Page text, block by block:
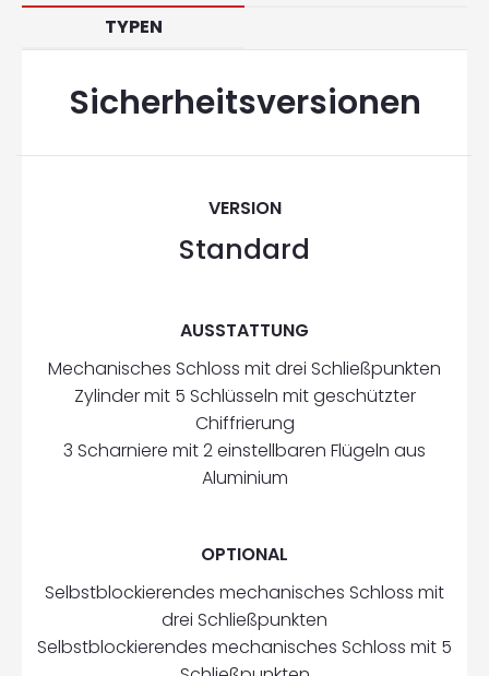
TYPEN
Sicherheitsversionen
VERSION
Standard
AUSSTATTUNG
Mechanisches Schloss mit drei Schließpunkten
Zylinder mit 5 Schlüsseln mit geschützter
Chiffrierung
3 Scharniere mit 2 einstellbaren Flügeln aus
Aluminium
OPTIONAL
Selbstblockierendes mechanisches Schloss mit
drei Schließpunkten
Selbstblockierendes mechanisches Schloss mit 5